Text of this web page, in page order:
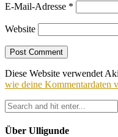
E-Mail-Adresse *
Website
Diese Website verwendet
wie deine Kommentardaten
Über Ulligunde